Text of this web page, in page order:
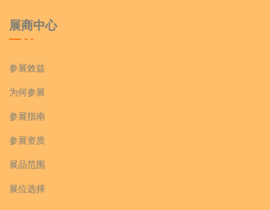
展商中心
参展效益
为何参展
参展指南
参展资质
展品范围
展位选择